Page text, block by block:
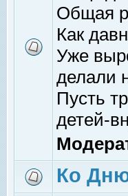
Общая
Как
Уже
делали
Пусть
детей-
Ко